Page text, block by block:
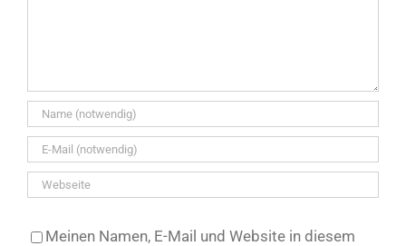
Meinen Namen, E-Mail und Website in diesem